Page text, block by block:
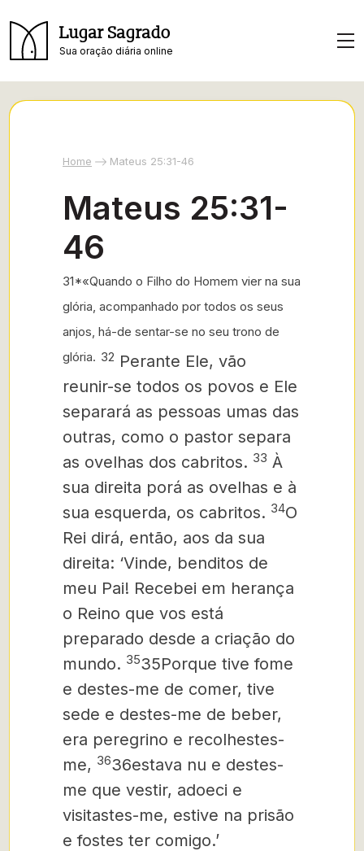
Lugar Sagrado
Sua oração diária online
Home Mateus 25:31-46
Mateus 25:31-
46
31*«Quando o Filho do Homem vier na sua
glória, acompanhado por todos os seus
anjos, há-de sentar-se no seu trono de
glória. 32 Perante Ele, vão
reunir-se todos os povos e Ele
separará as pessoas umas das
outras, como o pastor separa
as ovelhas dos cabritos. 33 À
sua direita porá as ovelhas e à
sua esquerda, os cabritos. 34O
Rei dirá, então, aos da sua
direita: ‘Vinde, benditos de
meu Pai! Recebei em herança
o Reino que vos está
preparado desde a criação do
mundo. 3535Porque tive fome
e destes-me de comer, tive
sede e destes-me de beber,
era peregrino e recolhestes-
me, 3636estava nu e destes-
me que vestir, adoeci e
visitastes-me, estive na prisão
e fostes ter comigo.’